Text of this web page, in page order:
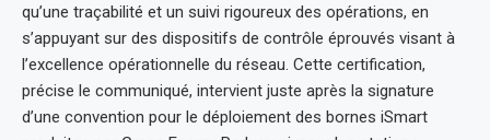
qu’une traçabilité et un suivi rigoureux des opérations, en
s’appuyant sur des dispositifs de contrôle éprouvés visant à
l’excellence opérationnelle du réseau. Cette certification,
précise le communiqué, intervient juste après la signature
d’une convention pour le déploiement des bornes iSmart